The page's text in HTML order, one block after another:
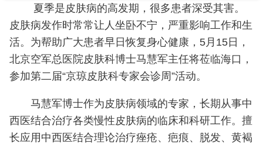
夏季是皮肤病的高发期，很多患者深受其害。
皮肤病发作时常常让人坐卧不宁，严重影响工作和生
活。为帮助广大患者早日恢复身心健康，5月15日，
北京空军总医院皮肤科博士马慧军主任将莅临海口，
参加第二届“京琼皮肤科专家会诊周”活动。
马慧军博士作为皮肤病领域的专家，长期从事中
西医结合治疗各类慢性皮肤病的临床和科研工作。擅
长应用中西医结合理论治疗痤疮、疤痕、脱发、黄褐